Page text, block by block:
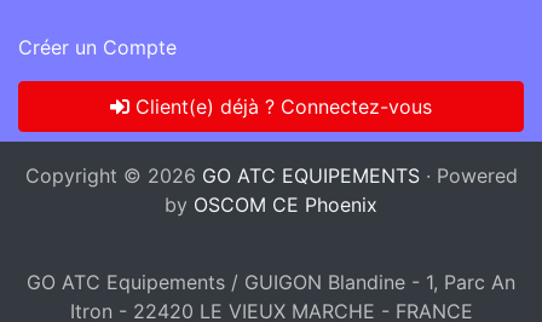
Créer un Compte
Client(e) déjà ? Connectez-vous
Copyright © 2026 GO ATC EQUIPEMENTS· Powered
by OSCOM CE Phoenix
GO ATC Equipements / GUIGON Blandine - 1, Parc An
Itron - 22420 LE VIEUX MARCHE - FRANCE